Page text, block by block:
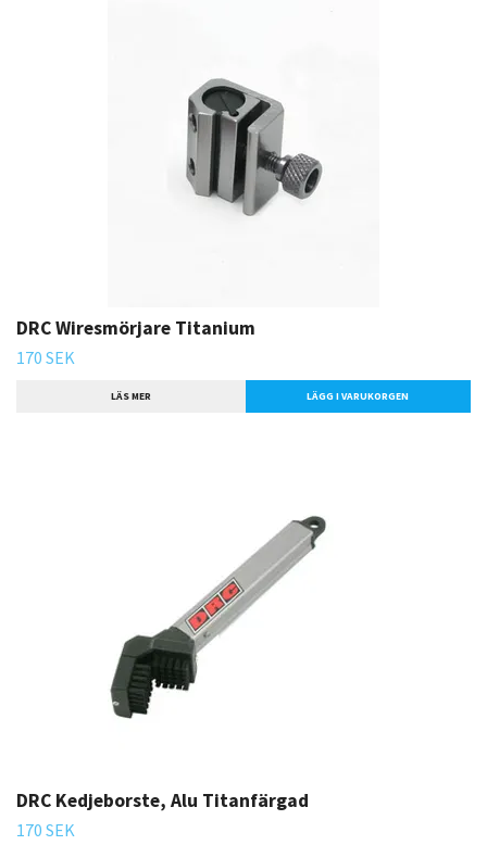
DRC Wiresmörjare Titanium
170 SEK
LÄS MER
DRC Kedjeborste, Alu Titanfärgad
170 SEK